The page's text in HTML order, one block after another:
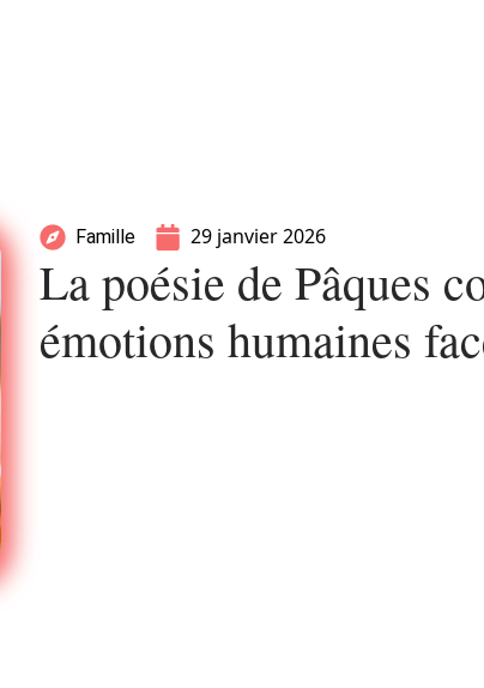
Famille 29 janvier 2026
La poésie de Pâques
émotions humaines